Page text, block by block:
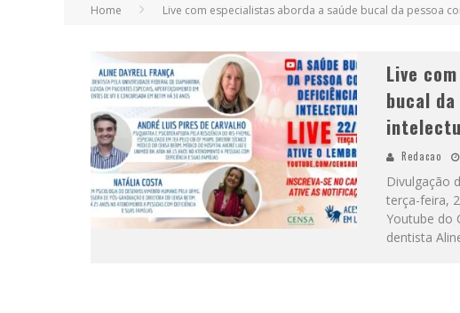
Home Live com especialistas aborda a saúde bucal da pessoa
Live
bucal
Redacao
Divulgação
terça-feira,
Youtube do
dentista